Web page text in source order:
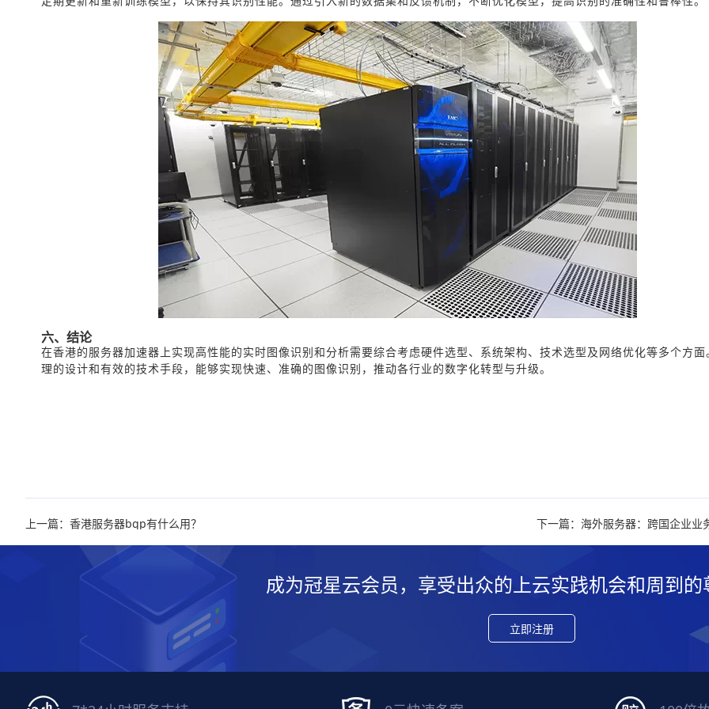
六、结论
在香港的服务器加速器上实现高性能的实时图像识别和分析需要综合考虑硬件选型、系统架构、技术选型及网络优化等多个方
理的设计和有效的技术手段，能够实现快速、准确的图像识别，推动各行业的数字化转型与升级。
上一篇：香港服务器bgp有什么用？ 下一篇：海外服务器：跨国企业业
成为冠星云会员，享受出众的上云实践机会和周到
立即注册